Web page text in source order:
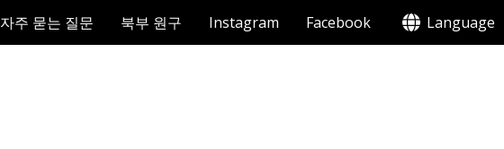
자주 묻는 질문 북부 원구 Instagram Facebook Language